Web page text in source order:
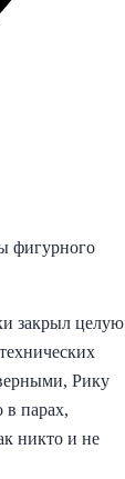
фигурного
закрыл целую
Рику
парах,
никто и не